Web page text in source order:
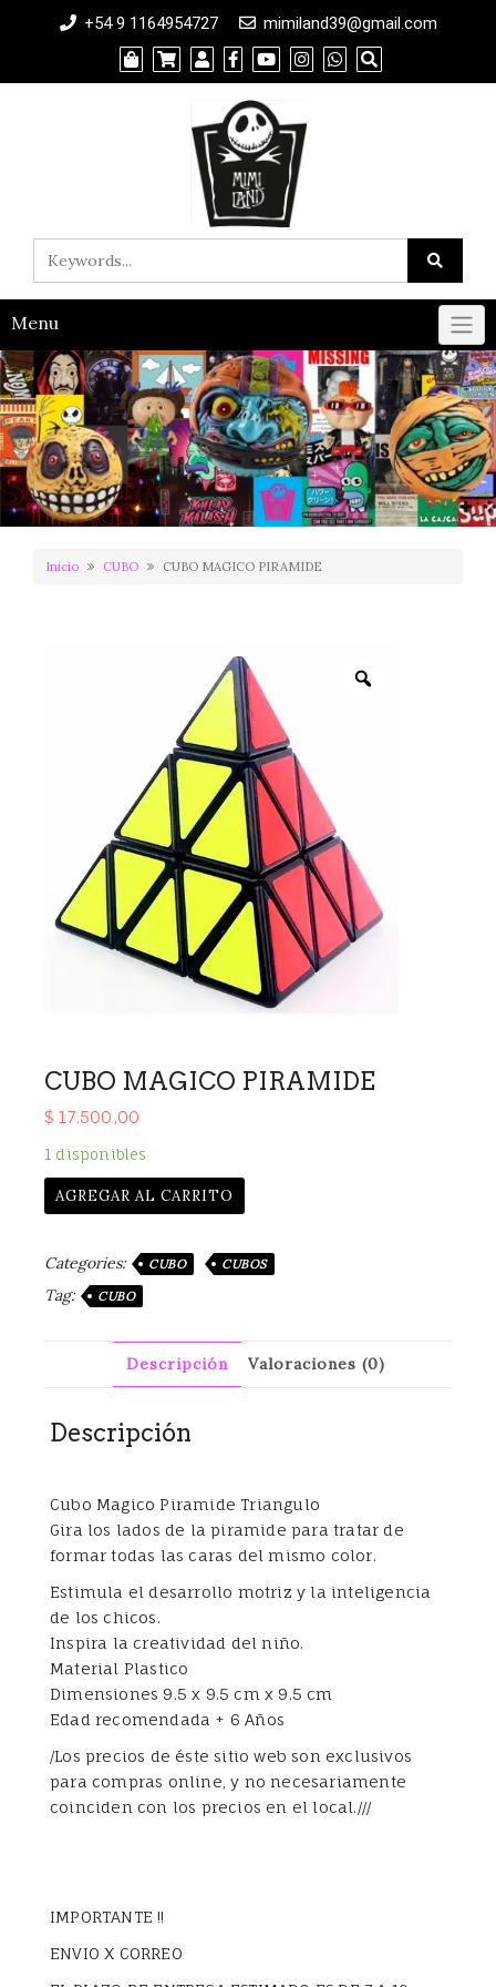
+54 9 1164954727 mimiland39@gmail.com
Menu
Inicio CUBO CUBO MAGICO PIRAMIDE
CUBO MAGICO PIRAMIDE
$ 17.500,00
1 disponibles
AGREGAR AL CARRITO
Categories: CUBO CUBOS
Tag: CUBO
Descripción Valoraciones (0)
Descripción
Cubo Magico Piramide Triangulo
Gira los lados de la piramide para tratar de
formar todas las caras del mismo color.
Estimula el desarrollo motriz y la inteligencia
de los chicos.
Inspira la creatividad del niño.
Material Plastico
Dimensiones 9.5 x 9.5 cm x 9.5 cm
Edad recomendada + 6 Años
/Los precios de éste sitio web son exclusivos
para compras online, y no necesariamente
coinciden con los precios en el local.///
IMPORTANTE !!
ENVIO X CORREO